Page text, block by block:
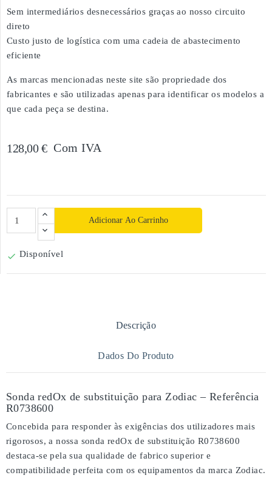
Sem intermediários desnecessários graças ao nosso circuito
direto
Custo justo de logística com uma cadeia de abastecimento
eficiente
As marcas mencionadas neste site são propriedade dos
fabricantes e são utilizadas apenas para identificar os modelos a
que cada peça se destina.
128,00 € Com IVA
Adicionar Ao Carrinho
 Disponível
Descrição
Dados Do Produto
Sonda redOx de substituição para Zodiac – Referência
R0738600
Concebida para responder às exigências dos utilizadores mais
rigorosos, a nossa sonda redOx de substituição R0738600
destaca-se pela suaqualidade de fabrico superior e
compatibilidade perfeita com os equipamentos da marca Zodiac.